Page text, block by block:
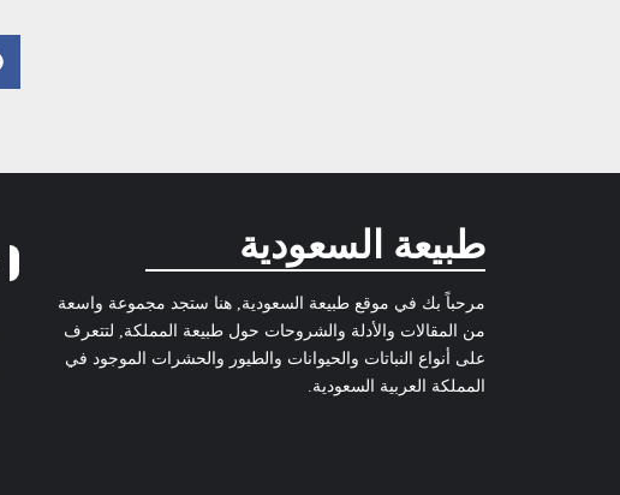
طبيعة السعودية
مرحباً بك في موقع طبيعة السعودية, هنا ستجد مجموعة واسعة
من المقالات والأدلة والشروحات حول طبيعة المملكة, لتتعرف
على أنواع النباتات والحيوانات والطيور والحشرات الموجود في
المملكة العربية السعودية.